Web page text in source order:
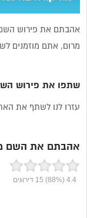
אהבתם את פירוש
מרום, אתם מוזמנים
שתפו את פירוש
עזרו לנו לשתף את
אהבתם את השם
4.4
(88%)
15 דירוגים